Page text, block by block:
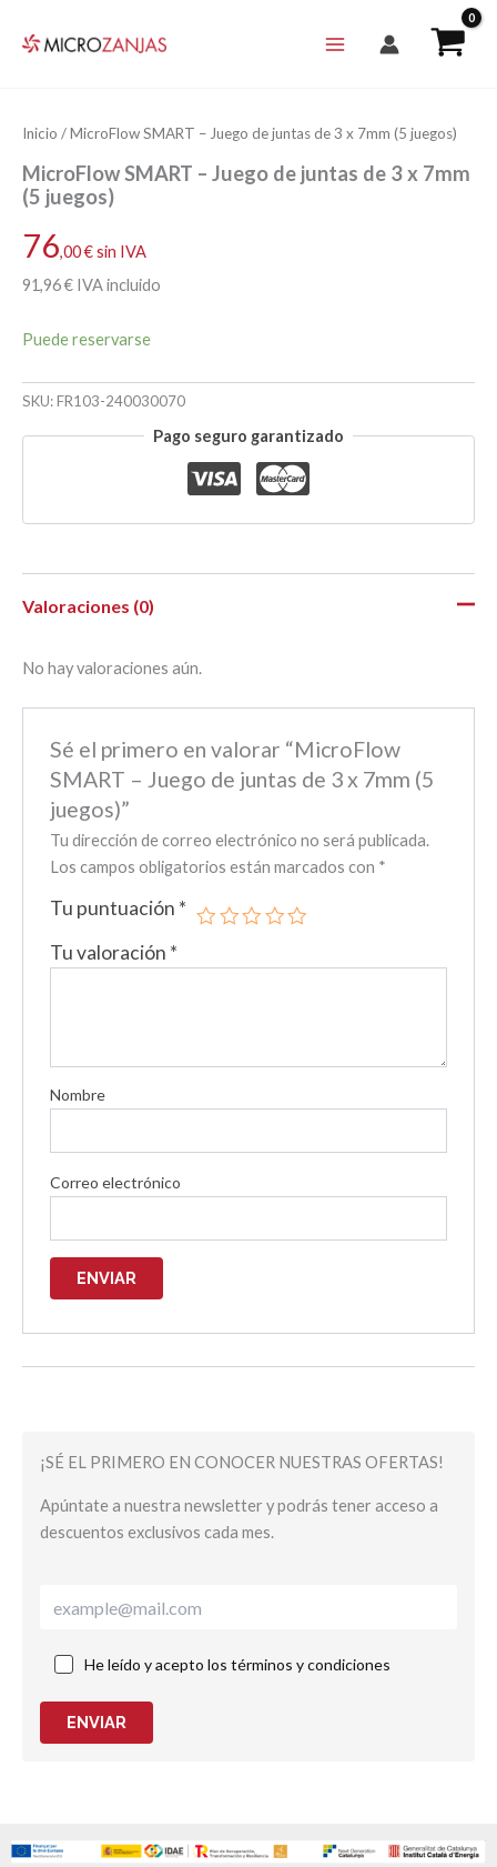
Inicio / MicroFlow SMART – Juego de juntas de 3 x 7mm (5 juegos)
MicroFlow SMART – Juego de juntas de 3 x 7mm
(5 juegos)
76,00€sin IVA
91,96€ IVA incluido
Puede reservarse
SKU:FR103-240030070
Pago seguro garantizado
Valoraciones (0)
No hay valoraciones aún.
Sé el primero en valorar “MicroFlow
SMART – Juego de juntas de 3 x 7mm (5
juegos)”
Tu dirección de correo electrónico no será publicada.
Los campos obligatorios están marcados con *
Tu puntuación *
Tu valoración *
Nombre
Correo electrónico
¡SÉ EL PRIMERO EN CONOCER NUESTRAS OFERTAS!
Apúntate a nuestra newsletter y podrás tener acceso a
descuentos exclusivos cada mes.
He leído y acepto los términos y condiciones
ENVIAR